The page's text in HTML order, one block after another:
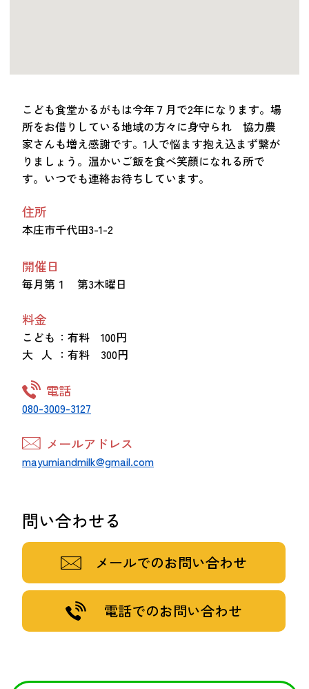
新着情報 音声読み上げ
会員登録
お問い合わせ
こども食堂かるがもは今年７月で2年になります。場
所をお借りしている地域の方々に身守られ 協力農
家さんも増え感謝です。1人で悩ます抱え込まず繋が
りましょう。温かいご飯を食べ笑顔になれる所で
す。いつでも連絡お待ちしています。
住所
本庄市千代田3-1-2
開催日
毎月第１ 第3木曜日
料金
こども ：有料 100円
大 人 ：有料 300円
電話
080-3009-3127
メールアドレス
mayumiandmilk@gmail.com
問い合わせる
メールでのお問い合わせ
電話でのお問い合わせ